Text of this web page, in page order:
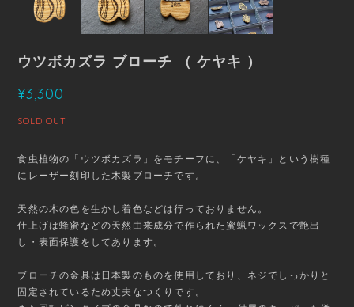
ウツボカズラ ブローチ （ ケヤキ ）
¥3,300
SOLD OUT
食虫植物の「ウツボカズラ」をモチーフに、「ケヤキ」という樹種
にレーザー刻印した木製ブローチです。
天然の木の色を生かし着色などは行っておりません。
仕上げは蜂蜜などの天然由来成分で作られた蜜蝋ワックスで艶出
し・表面保護をしてあります。
ブローチの金具は日本製のものを使用しており、ネジでしっかりと
固定されているため丈夫なつくりです。